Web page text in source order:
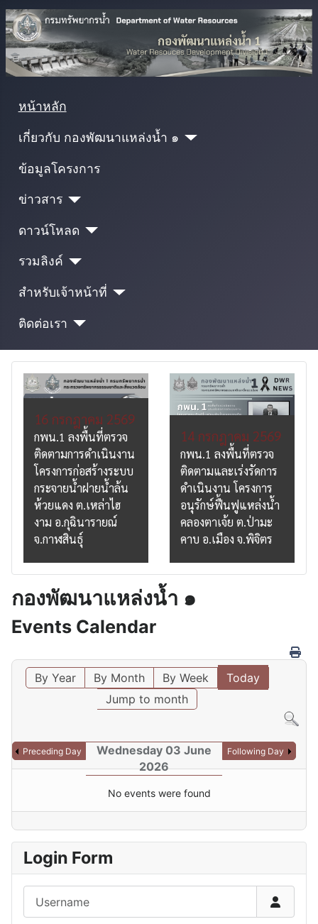
หน้าหลัก
เกี่ยวกับ กองพัฒนาแหล่งน้ำ ๑
ข้อมูลโครงการ
ข่าวสาร
ดาวน์โหลด
รวมลิงค์
สำหรับเจ้าหน้าที่
ติดต่อเรา
16 กรกฎาคม 2569
กพน.1 ลงพื้นที่ตรวจ
ติดตามการดำเนินงาน
โครงการก่อสร้างระบบ
กระจายน้ำฝายน้ำล้น
ห้วยแดง ต.เหล่าไฮ
งาม อ.กุฉินารายณ์
จ.กาฬสินธุ์
14 กรกฎาคม 2569
กพน.1 ลงพื้นที่ตรวจ
ติดตามและเร่งรัดการ
ดำเนินงาน โครงการ
อนุรักษ์ฟื้นฟูแหล่งน้ำ
คลองตาเจ้ย ต.ป่ามะ
คาบ อ.เมือง จ.พิจิตร
กองพัฒนาแหล่งน้ำ ๑
Events Calendar
By Year By Month By Week
Today
Jump to month
Preceding Day
Wednesday 03 June
2026
Following Day
No events were found
Login Form